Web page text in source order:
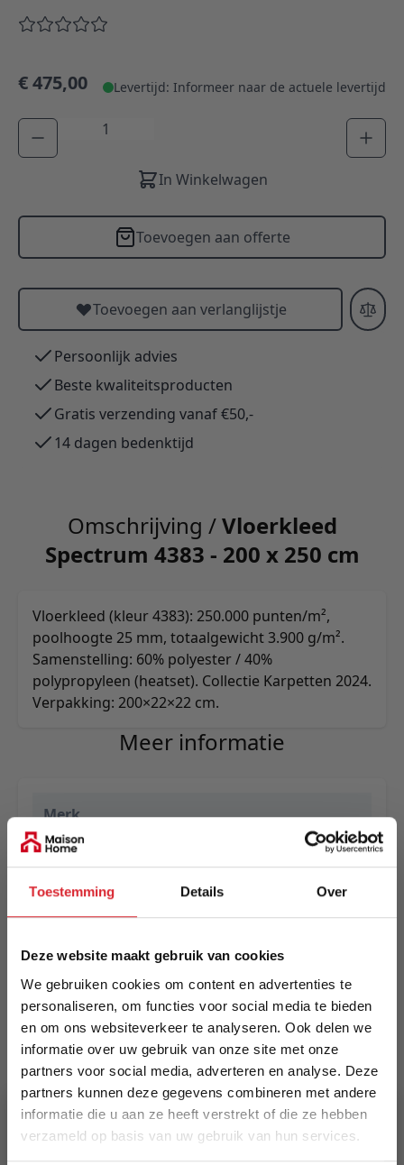
Toestemming Details Over
Deze website maakt gebruik van cookies
We gebruiken cookies om content en advertenties te
personaliseren, om functies voor social media te bieden
en om ons websiteverkeer te analyseren. Ook delen we
informatie over uw gebruik van onze site met onze
partners voor social media, adverteren en analyse. Deze
partners kunnen deze gegevens combineren met andere
informatie die u aan ze heeft verstrekt of die ze hebben
verzameld op basis van uw gebruik van hun services.
€ 475,00 Levertijd: Informeer naar de actuele levertijd
Aantal
In Winkelwagen
Toevoegen aan offerte
Toevoegen aan verlanglijstje
Persoonlijk advies
Beste kwaliteitsproducten
Gratis verzending vanaf €50,-
14 dagen bedenktijd
Omschrijving /Vloerkleed
Spectrum 4383 - 200 x 250 cm
Vloerkleed (kleur 4383): 250.000 punten/m²,
poolhoogte 25 mm, totaalgewicht 3.900 g/m².
Samenstelling: 60% polyester / 40%
polypropyleen (heatset). Collectie Karpetten 2024.
Verpakking: 200×22×22 cm.
Meer informatie
Merk
Eurogros
5414452779769
Prijs
Levertijd
Informeer naar de actuele levertijd
Kleur
4383